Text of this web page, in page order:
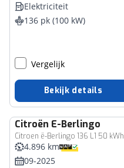
Elektriciteit
136 pk (100 kW)
Vergelijk
Bekijk details
Citroën E-Berlingo
Citroen ë-Berlingo 136 L1 50 kWh
Bedrijfswagen
4.896 km
09-2025